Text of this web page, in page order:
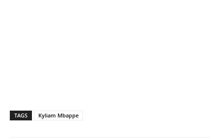
TAGS Kyliam Mbappe